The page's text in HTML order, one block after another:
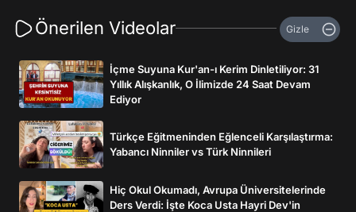
Önerilen Videolar Gizle
İçme Suyuna Kur'an-ı Kerim Dinletiliyor: 31
Yıllık Alışkanlık, O İlimizde 24 Saat Devam
Ediyor
Türkçe Eğitmeninden Eğlenceli Karşılaştırma:
Yabancı Ninniler vs Türk Ninnileri
Hiç Okul Okumadı, Avrupa Üniversitelerinde
Ders Verdi: İşte Koca Usta Hayri Dev'in